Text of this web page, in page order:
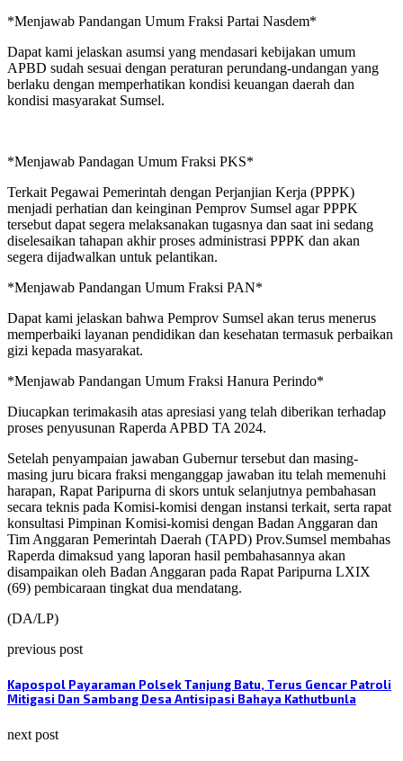
*Menjawab Pandangan Umum Fraksi Partai Nasdem*
Dapat kami jelaskan asumsi yang mendasari kebijakan umum
APBD sudah sesuai dengan peraturan perundang-undangan yang
berlaku dengan memperhatikan kondisi keuangan daerah dan
kondisi masyarakat Sumsel.
*Menjawab Pandagan Umum Fraksi PKS*
Terkait Pegawai Pemerintah dengan Perjanjian Kerja (PPPK)
menjadi perhatian dan keinginan Pemprov Sumsel agar PPPK
tersebut dapat segera melaksanakan tugasnya dan saat ini sedang
diselesaikan tahapan akhir proses administrasi PPPK dan akan
segera dijadwalkan untuk pelantikan.
*Menjawab Pandangan Umum Fraksi PAN*
Dapat kami jelaskan bahwa Pemprov Sumsel akan terus menerus
memperbaiki layanan pendidikan dan kesehatan termasuk perbaikan
gizi kepada masyarakat.
*Menjawab Pandangan Umum Fraksi Hanura Perindo*
Diucapkan terimakasih atas apresiasi yang telah diberikan terhadap
proses penyusunan Raperda APBD TA 2024.
Setelah penyampaian jawaban Gubernur tersebut dan masing-
masing juru bicara fraksi menganggap jawaban itu telah memenuhi
harapan, Rapat Paripurna di skors untuk selanjutnya pembahasan
secara teknis pada Komisi-komisi dengan instansi terkait, serta rapat
konsultasi Pimpinan Komisi-komisi dengan Badan Anggaran dan
Tim Anggaran Pemerintah Daerah (TAPD) Prov.Sumsel membahas
Raperda dimaksud yang laporan hasil pembahasannya akan
disampaikan oleh Badan Anggaran pada Rapat Paripurna LXIX
(69) pembicaraan tingkat dua mendatang.
(DA/LP)
previous post
Kapospol Payaraman Polsek Tanjung Batu, Terus Gencar Patroli
Mitigasi Dan Sambang Desa Antisipasi Bahaya Kathutbunla
next post